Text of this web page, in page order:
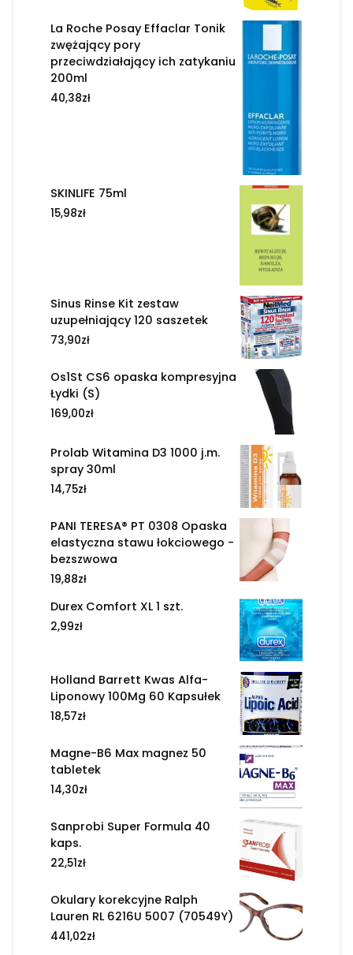
La Roche Posay Effaclar Tonik
zwężający pory
przeciwdziałający ich zatykaniu
200ml
40,38zł
SKINLIFE 75ml
15,98zł
Sinus Rinse Kit zestaw
uzupełniający 120 saszetek
73,90zł
Os1St CS6 opaska kompresyjna
Łydki (S)
169,00zł
Prolab Witamina D3 1000 j.m.
spray 30ml
14,75zł
PANI TERESA® PT 0308 Opaska
elastyczna stawu łokciowego -
bezszwowa
19,88zł
Durex Comfort XL 1 szt.
2,99zł
Holland Barrett Kwas Alfa-
Liponowy 100Mg 60 Kapsułek
18,57zł
Magne-B6 Max magnez 50
tabletek
14,30zł
Sanprobi Super Formula 40
kaps.
22,51zł
Okulary korekcyjne Ralph
Lauren RL 6216U 5007 (70549Y)
441,02zł